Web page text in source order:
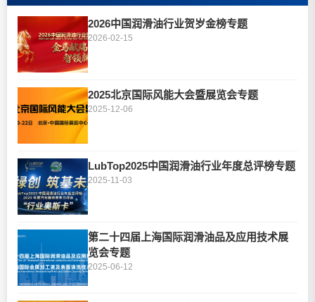
2026中国润滑油行业贺岁金榜专题
2026-02-15
2025北京国际风能大会暨展览会专题
2025-12-06
LubTop2025中国润滑油行业年度总评榜专题
2025-11-03
第二十四届上海国际润滑油品及应用技术展
览会专题
2025-06-12